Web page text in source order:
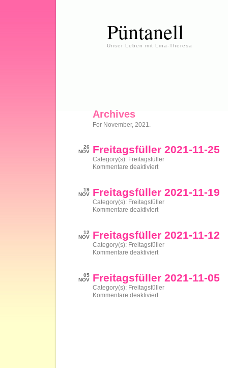
Püntanell
Unser Leben mit Lina-Theresa
Archives
For November, 2021.
26
NOV
Freitagsfüller 2021-11-25
Category(s): Freitagsfüller
Kommentare deaktiviertfür
25
19
NOV
Freitagsfüller 2021-11-19
Category(s): Freitagsfüller
Kommentare deaktiviertfür
19
12
NOV
Freitagsfüller 2021-11-12
Category(s): Freitagsfüller
Kommentare deaktiviertfür
12
05
NOV
Freitagsfüller 2021-11-05
Category(s): Freitagsfüller
Kommentare deaktiviertfür